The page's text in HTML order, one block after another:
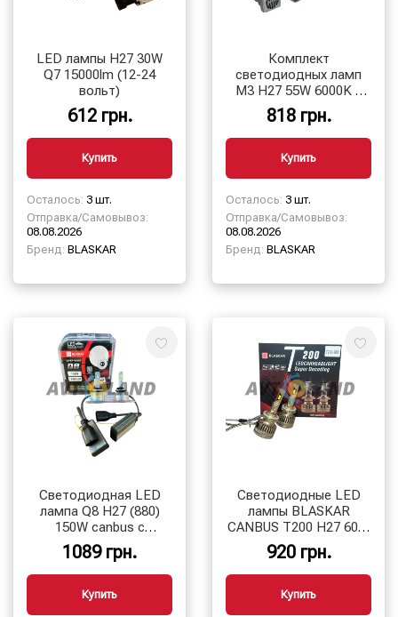
LED лампы H27 30W
Q7 15000lm (12-24
вольт)
612 грн.
Купить
Осталось: 3 шт.
Отправка/Самовывоз:
08.08.2026
Бренд: BLASKAR
Комплект
светодиодных ламп
M3 H27 55W 6000K с
активным
охлаждением 12/24V
818 грн.
Купить
Осталось: 3 шт.
Отправка/Самовывоз:
08.08.2026
Бренд: BLASKAR
Светодиодная LED
лампа Q8 H27 (880)
150W canbus с
регулировкой цвета
App
3000K/4300K/6500K
1089 грн.
Купить
Светодиодные LED
лампы BLASKAR
CANBUS T200 H27 60W
12-24V 12000LM 6000K
920 грн.
Купить